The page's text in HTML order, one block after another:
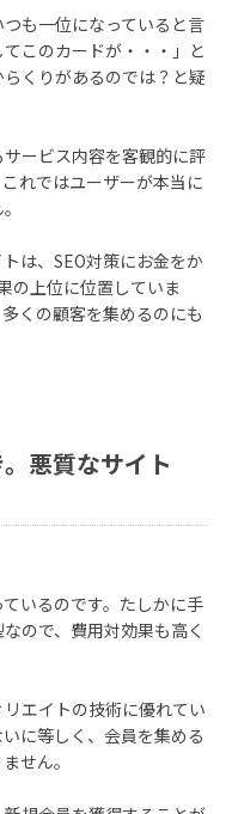
も一位になっていると言
このカードが・・・」と
くりがあるのでは？と疑
ービス内容を客観的に評
れではユーザーが本当に
は、SEO対策にお金をか
の上位に位置していま
くの顧客を集めるのにも
悪質なサイト
いるのです。たしかに手
ので、費用対効果も高く
エイトの技術に優れてい
に等しく、会員を集める
せん。